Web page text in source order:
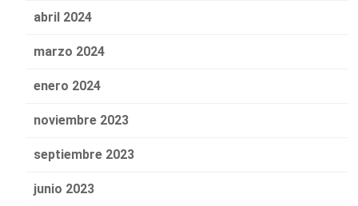
abril 2024
marzo 2024
enero 2024
noviembre 2023
septiembre 2023
junio 2023